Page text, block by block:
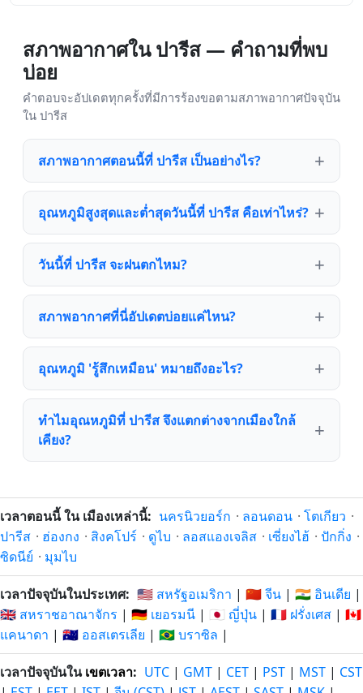
สภาพอากาศใน ปารีส — คำถามที่พบ
บ่อย
คำตอบจะอัปเดตทุกครั้งที่มีการร้องขอตามสภาพอากาศปัจจุบัน
ใน ปารีส
สภาพอากาศตอนนี้ที่ ปารีส เป็นอย่างไร?
อุณหภูมิสูงสุดและต่ำสุดวันนี้ที่ ปารีส คือเท่าไหร่?
วันนี้ที่ ปารีส จะฝนตกไหม?
สภาพอากาศที่นี่อัปเดตบ่อยแค่ไหน?
อุณหภูมิ 'รู้สึกเหมือน' หมายถึงอะไร?
ทำไมอุณหภูมิที่ ปารีส จึงแตกต่างจากเมืองใกล้
เคียง?
เวลาตอนนี้ ใน เมืองเหล่านี้: นครนิวยอร์ก · ลอนดอน · โตเกียว ·
ปารีส · ฮ่องกง · สิงคโปร์ · ดูไบ · ลอสแองเจลิส · เซี่ยงไฮ้ · ปักกิ่ง ·
ซิดนีย์ · มุมไบ
เวลาปัจจุบันในประเทศ: 🇺🇸 สหรัฐอเมริกา | 🇨🇳 จีน | 🇮🇳 อินเดีย |
🇬🇧 สหราชอาณาจักร | 🇩🇪 เยอรมนี | 🇯🇵 ญี่ปุ่น | 🇫🇷 ฝรั่งเศส | 🇨🇦
แคนาดา | 🇦🇺 ออสเตรเลีย | 🇧🇷 บราซิล |
เวลาปัจจุบันในเขตเวลา: UTC | GMT | CET | PST | MST | CST